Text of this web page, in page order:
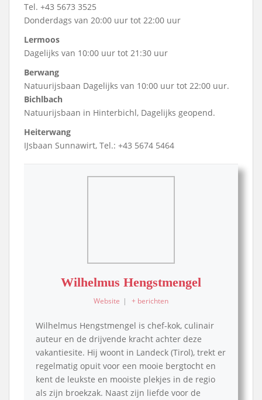
Tel. +43 5673 3525
Donderdags van 20:00 uur tot 22:00 uur
Lermoos
Dagelijks van 10:00 uur tot 21:30 uur
Berwang
Natuurijsbaan Dagelijks van 10:00 uur tot 22:00 uur.
Bichlbach
Natuurijsbaan in Hinterbichl, Dagelijks geopend.
Heiterwang
IJsbaan Sunnawirt, Tel.: +43 5674 5464
Wilhelmus Hengstmengel
Website | + berichten
Wilhelmus Hengstmengel is chef-kok, culinair
auteur en de drijvende kracht achter deze
vakantiesite. Hij woont in Landeck (Tirol), trekt er
regelmatig opuit voor een mooie bergtocht en
kent de leukste en mooiste plekjes in de regio
als zijn broekzak. Naast zijn liefde voor de